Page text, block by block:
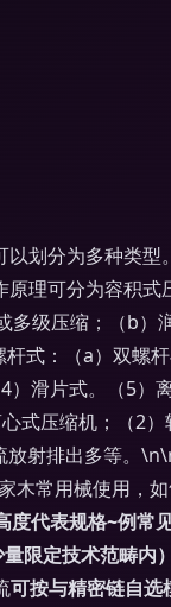
划分为多种类型
理可分为容积式
多级压缩；（b）
式：（a）双螺杆
）滑片式。（5）
式压缩机；（2）
放射排出多等。
木常用械使用，
度代表规格~例常
限定技术范畴内
可按与精密链自选